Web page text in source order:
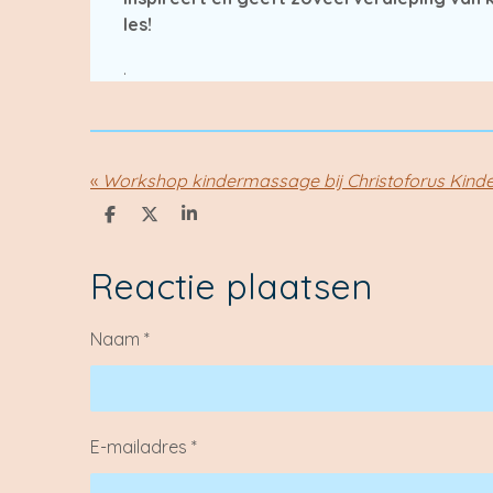
les!
.
« Workshop kindermassage bij Christoforus
D
e
n
D
S
r
Reactie plaatsen
Naam *
E-mailadres *